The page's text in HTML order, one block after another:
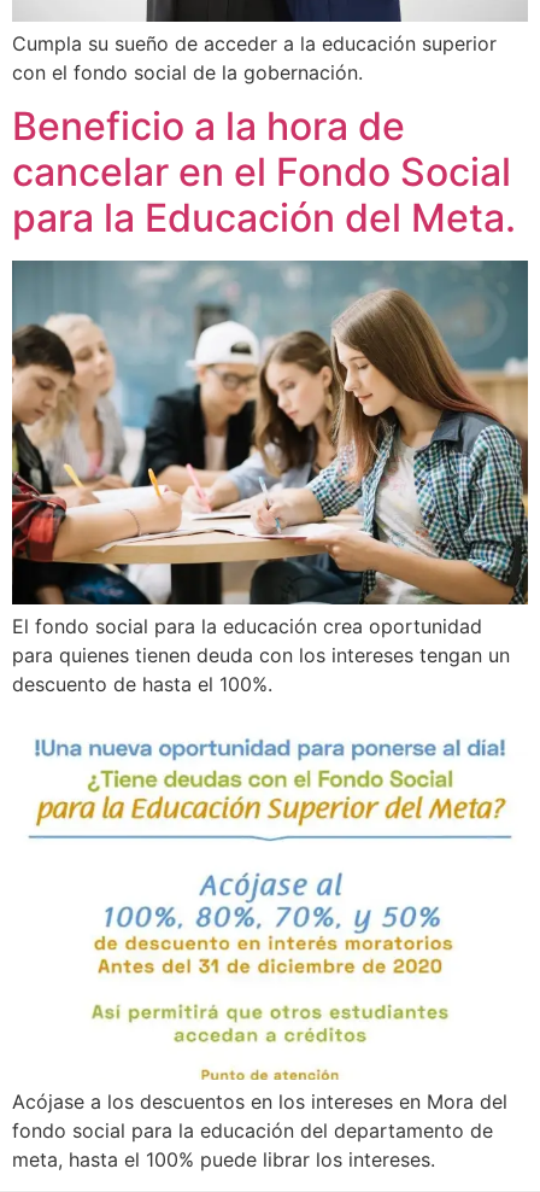
Cumpla su sueño de acceder a la educación superior
con el fondo social de la gobernación.
Beneficio a la hora de
cancelar en el Fondo Social
para la Educación del Meta.
El fondo social para la educación crea oportunidad
para quienes tienen deuda con los intereses tengan un
descuento de hasta el 100%.
Acójase a los descuentos en los intereses en Mora del
fondo social para la educación del departamento de
meta, hasta el 100% puede librar los intereses.